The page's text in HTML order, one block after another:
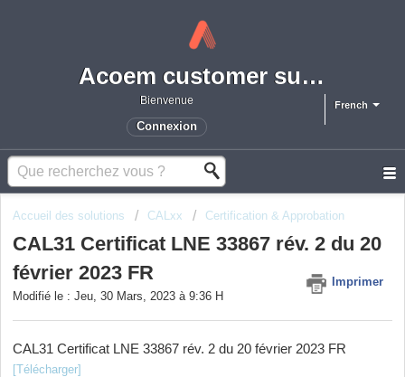
Acoem customer support portal
French
Bienvenue
Connexion
Accueil des solutions CALxx Certification & Approbation
CAL31 Certificat LNE 33867 rév. 2 du 20
février 2023 FR
Imprimer
Modifié le : Jeu, 30 Mars, 2023 à 9:36 H
CAL31 Certificat LNE 33867 rév. 2 du 20 février 2023 FR
[Télécharger]